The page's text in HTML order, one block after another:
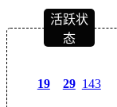
活跃状
态
19 29 143